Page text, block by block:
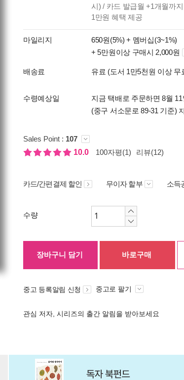
시) / 카드 발급월 +1개월까
1만원 혜택 제공
마일리지 650원(5%) + 멤버십(3~1%)
+ 5만원이상 구매시 2,000원
배송료 유료 (도서 1만5천원 이상 무
수령예상일
지금 택배로 주문하면 8월 11
(중구 서소문로 89-31 기준)
Sales Point : 107
10.0
100자평(1) 리뷰(12)
카드/간편결제 할인 무이자 할부 소득
수량
장바구니 담기 바로구매
중고 등록알림 신청 중고로 팔기
관심 저자, 시리즈의 출간 알림을 받아보세요